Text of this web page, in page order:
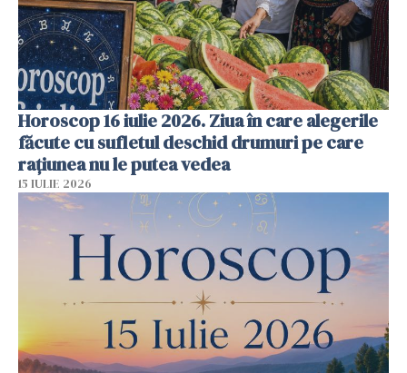
Horoscop 16 iulie 2026. Ziua în care alegerile
făcute cu sufletul deschid drumuri pe care
rațiunea nu le putea vedea
15 IULIE 2026